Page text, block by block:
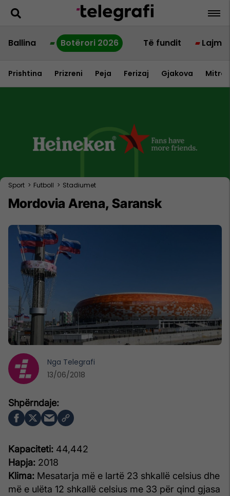
Ballina Botërori 2026 Të fundit Lajme
Prishtina Prizreni Peja Ferizaj Gjakova
Sport > Futboll > Stadiumet
Mordovia Arena, Saransk
Kapaciteti: 44,442
Hapja: 2018
Klima: Mesatarja më e lartë 23 shkallë celsius dhe
më e ulëta 12 shkallë celsius me 33 për qind gjasa
Nga Telegrafi
13/06/2018